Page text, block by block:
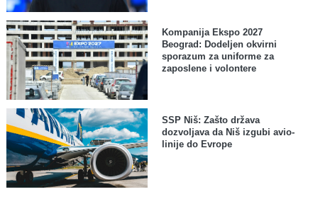
Kompanija Ekspo 2027
Beograd: Dodeljen okvirni
sporazum za uniforme za
zaposlene i volontere
SSP Niš: Zašto država
dozvoljava da Niš izgubi avio-
linije do Evrope